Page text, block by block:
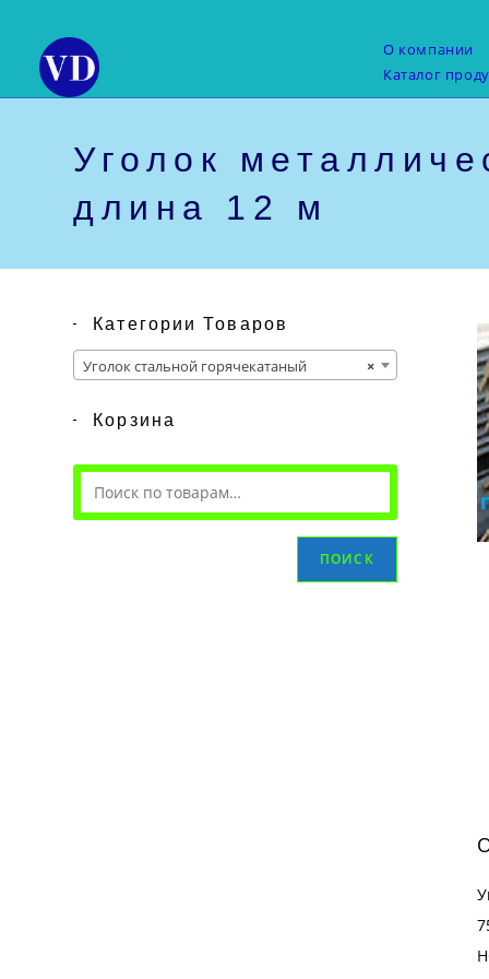
содержимому
О компании
Каталог
Уголок
длина 12 м
Категории Товаров
×
Уголок стальной горячекатаный
Корзина
ПОИСК